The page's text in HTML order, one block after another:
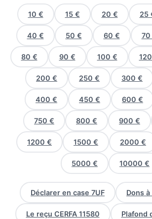
10 € 15 € 20 € 25
40 € 50 € 60 € 70
80 € 90 € 100 €
200 € 250 € 300 €
400 € 450 € 600 €
750 € 800 € 900 €
1200 € 1500 € 2000 €
5000 € 10000 €
Déclarer en case 7UF Dons à
Le reçu CERFA 11580 Plafond